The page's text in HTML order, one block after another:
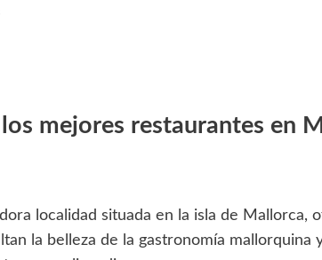
los mejores restaurantes en
localidad situada en la isla de Mallorca,
la belleza de la gastronomía mallorquina